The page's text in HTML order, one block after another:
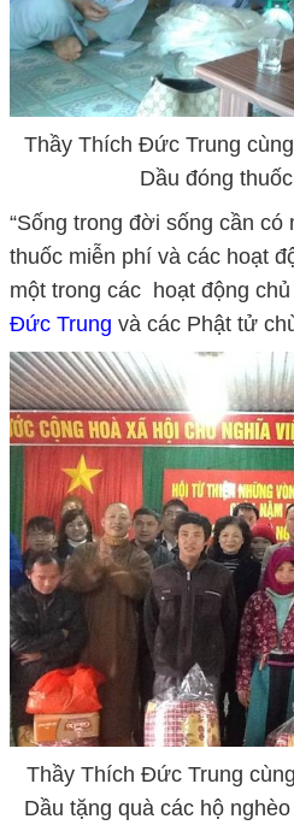
Thầy Thích Đức Trung
Dầu đóng
“Sống trong đời sống cần có
thuốc miễn phí và các hoạt
một trong các hoạt động
Đức Trung và các Phật tử
Thầy Thích Đức Trung
Dầu tặng quà các hộ